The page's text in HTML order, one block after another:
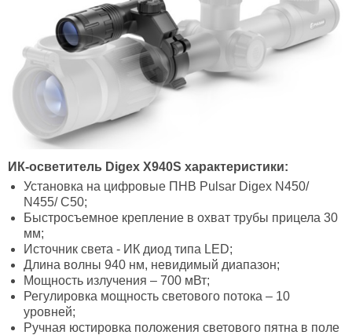
ИК-осветитель Digex X940S характеристики:
Установка на цифровые ПНВ Pulsar Digex N450/
N455/ C50;
Быстросъемное крепление в охват трубы прицела 30
мм;
Источник света - ИК диод типа LED;
Длина волны 940 нм, невидимый диапазон;
Мощность излучения – 700 мВт;
Регулировка мощность светового потока – 10
уровней;
Ручная юстировка положения светового пятна в поле